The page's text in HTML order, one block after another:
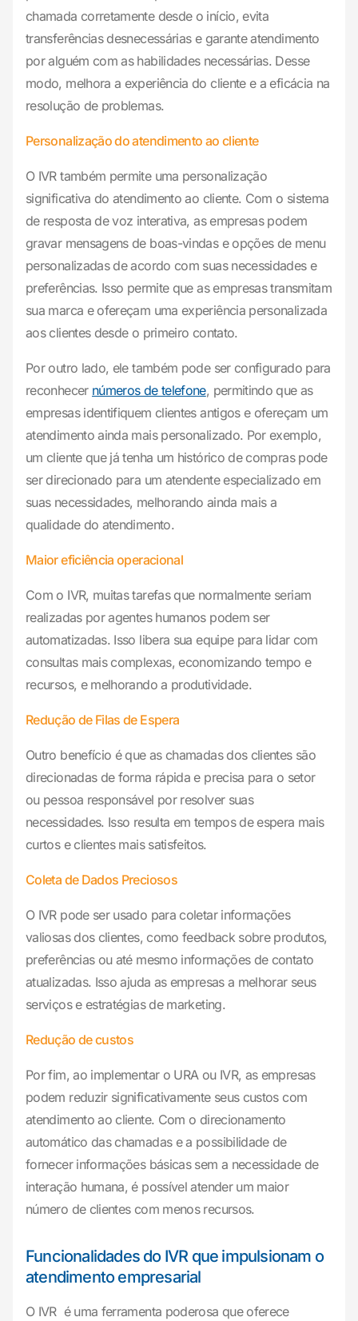
chamada corretamente desde o início, evita
transferências desnecessárias e garante atendimento
por alguém com as habilidades necessárias. Desse
modo, melhora a experiência do cliente e a eficácia na
resolução de problemas.
Personalização do atendimento ao cliente
O IVR também permite uma personalização
significativa do atendimento ao cliente. Com o sistema
de resposta de voz interativa, as empresas podem
gravar mensagens de boas-vindas e opções de menu
personalizadas de acordo com suas necessidades e
preferências. Isso permite que as empresas transmitam
sua marca e ofereçam uma experiência personalizada
aos clientes desde o primeiro contato.
Por outro lado, ele também pode ser configurado para
reconhecer números de telefone, permitindo que as
empresas identifiquem clientes antigos e ofereçam um
atendimento ainda mais personalizado. Por exemplo,
um cliente que já tenha um histórico de compras pode
ser direcionado para um atendente especializado em
suas necessidades, melhorando ainda mais a
qualidade do atendimento.
Maior eficiência operacional
Com o IVR, muitas tarefas que normalmente seriam
realizadas por agentes humanos podem ser
automatizadas. Isso libera sua equipe para lidar com
consultas mais complexas, economizando tempo e
recursos, e melhorando a produtividade.
Redução de Filas de Espera
Outro benefício é que as chamadas dos clientes são
direcionadas de forma rápida e precisa para o setor
ou pessoa responsável por resolver suas
necessidades. Isso resulta em tempos de espera mais
curtos e clientes mais satisfeitos.
Coleta de Dados Preciosos
O IVR pode ser usado para coletar informações
valiosas dos clientes, como feedback sobre produtos,
preferências ou até mesmo informações de contato
atualizadas. Isso ajuda as empresas a melhorar seus
serviços e estratégias de marketing.
Redução de custos
Por fim, ao implementar o URA ou IVR, as empresas
podem reduzir significativamente seus custos com
atendimento ao cliente. Com o direcionamento
automático das chamadas e a possibilidade de
fornecer informações básicas sem a necessidade de
interação humana, é possível atender um maior
número de clientes com menos recursos.
Funcionalidades do IVR que impulsionam o
atendimento empresarial
O IVR é uma ferramenta poderosa que oferece